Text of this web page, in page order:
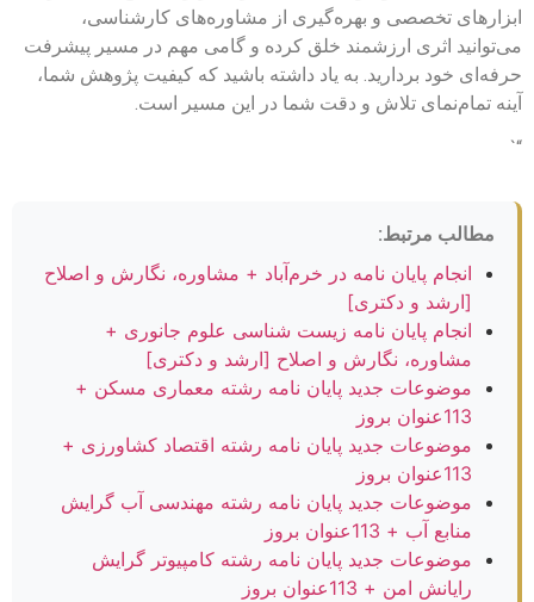
ابزارهای تخصصی و بهره‌گیری از مشاوره‌های کارشناسی،
می‌توانید اثری ارزشمند خلق کرده و گامی مهم در مسیر پیشرفت
حرفه‌ای خود بردارید. به یاد داشته باشید که کیفیت پژوهش شما،
آینه تمام‌نمای تلاش و دقت شما در این مسیر است.
“`
مطالب مرتبط:
انجام پایان نامه در خرم‌آباد + مشاوره، نگارش و اصلاح
[ارشد و دکتری]
انجام پایان نامه زیست شناسی علوم جانوری +
مشاوره، نگارش و اصلاح [ارشد و دکتری]
موضوعات جدید پایان نامه رشته معماری مسکن +
113عنوان بروز
موضوعات جدید پایان نامه رشته اقتصاد کشاورزی +
113عنوان بروز
موضوعات جدید پایان نامه رشته مهندسی آب گرایش
منابع آب + 113عنوان بروز
موضوعات جدید پایان نامه رشته کامپیوتر گرایش
رایانش امن + 113عنوان بروز